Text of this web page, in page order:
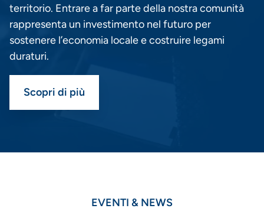
territorio. Entrare a far parte della nostra comunità
rappresenta un investimento nel futuro per
sostenere l’economia locale e costruire legami
duraturi.
Scopri di più
EVENTI & NEWS